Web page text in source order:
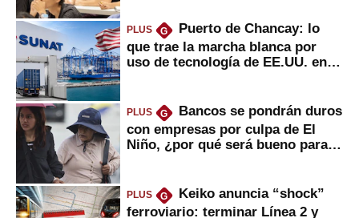
PLUS G
Puerto de Chancay: lo
que trae la marcha blanca por
uso de tecnología de EE.UU. en
PLUS G
Bancos se pondrán duros
con empresas por culpa de El
Niño, ¿por qué será bueno para
PLUS G
Keiko anuncia “shock”
ferroviario: terminar Línea 2 y